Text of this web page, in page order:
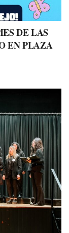
DE LAS
EN PLAZA